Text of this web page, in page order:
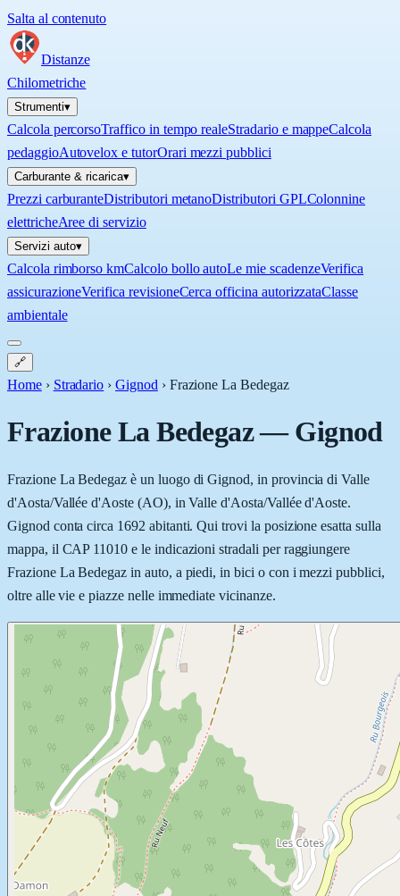
Salta al contenuto
Distanze
Chilometriche
Strumenti▾
Calcola percorsoTraffico in tempo realeStradario e mappeCalcola
pedaggioAutovelox e tutorOrari mezzi pubblici
Carburante & ricarica▾
Prezzi carburanteDistributori metanoDistributori GPLColonnine
elettricheAree di servizio
Servizi auto▾
Calcola rimborso kmCalcolo bollo autoLe mie scadenzeVerifica
assicurazioneVerifica revisioneCerca officina autorizzataClasse
ambientale
🔗
Home › Stradario › Gignod › Frazione La Bedegaz
Frazione La Bedegaz—Gignod
Frazione La Bedegaz è un luogo di Gignod, in provincia di Valle
d'Aosta/Vallée d'Aoste (AO), in Valle d'Aosta/Vallée d'Aoste.
Gignod conta circa 1692 abitanti. Qui trovi la posizione esatta sulla
mappa, il CAP 11010 e le indicazioni stradali per raggiungere
Frazione La Bedegaz in auto, a piedi, in bici o con i mezzi pubblici,
oltre alle vie e piazze nelle immediate vicinanze.